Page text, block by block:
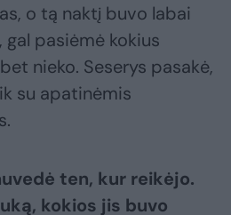
o tą naktį buvo labai
gal pasiėmė kokius
nieko. Seserys pasakė,
su apatinėmis
ten, kur reikėjo.
kokios jis buvo